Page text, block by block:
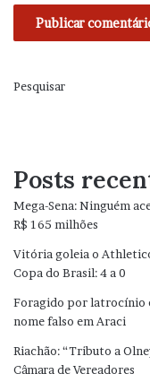
Pesquisar
Posts
Mega-Sena: Ninguém
R$ 165 milhões
Vitória goleia o
Copa do Brasil: 4 a 0
Foragido por latrocínio
nome falso em Araci
Riachão: “Tributo a
Câmara de Vereadores